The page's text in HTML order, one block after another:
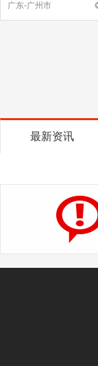
广东-广州市
最新资讯